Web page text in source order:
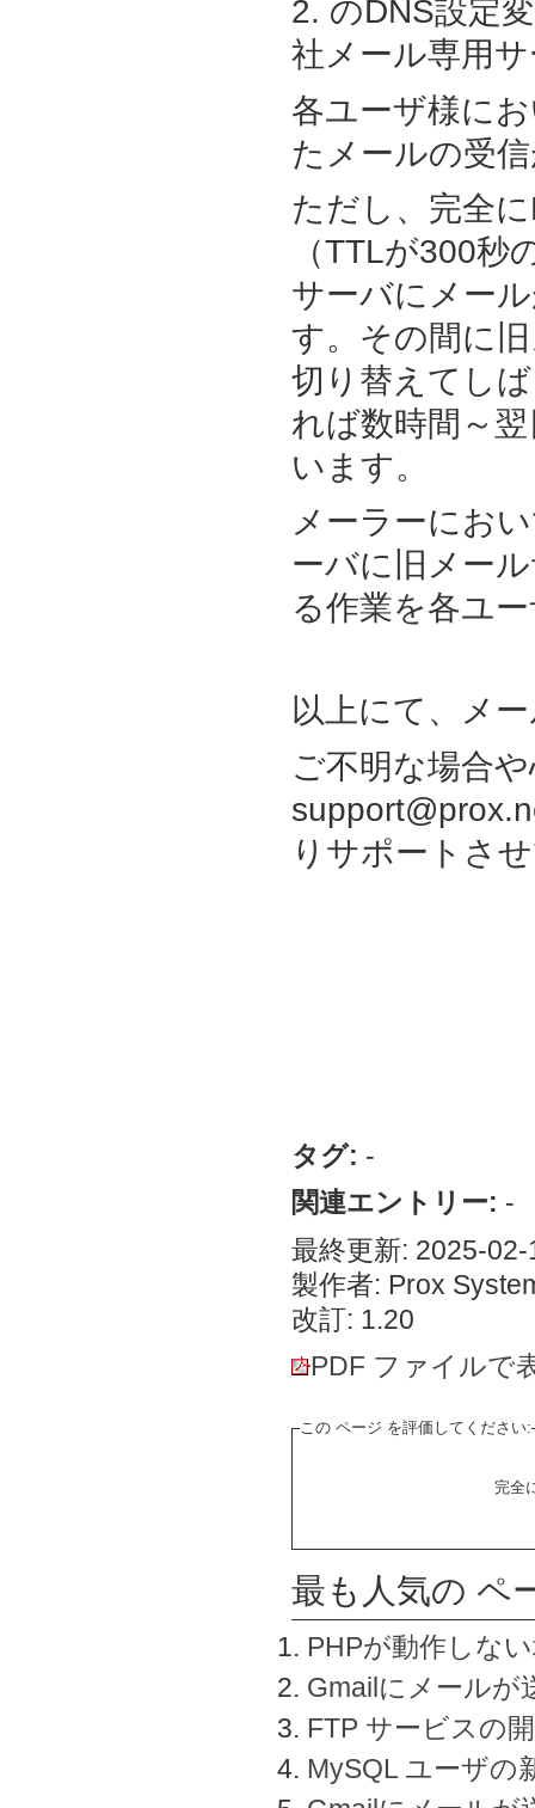
2. のDNS設定
社メール専用
各ユーザ様に
たメールの受
ただし、完全
（TTLが300秒
サーバにメー
す。その間に
切り替えてし
れば数時間～
います。
メーラーにお
ーバに旧メー
る作業を各ユ
以上にて、メ
ご不明な場合
りサポートさ
タグ: -
関連エントリー: -
最終更新: 2025-
製作者: Prox
改訂: 1.20
PDF ファイルで
この ページ を評価してください:
完全
最も人気の ペ
PHPが動作しな
Gmailにメールが
FTP サービスの
MySQL ユーザの